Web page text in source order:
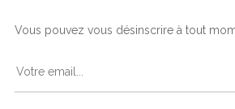
Vous pouvez vous désinscrire à tout